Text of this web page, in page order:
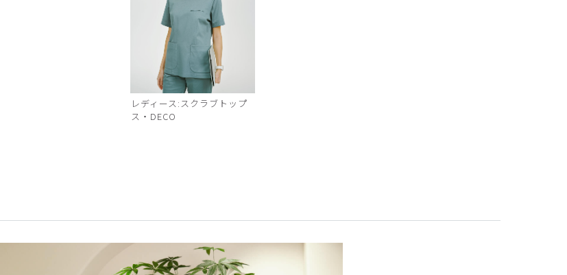
レディース:スクラブトップ
ス・DECO